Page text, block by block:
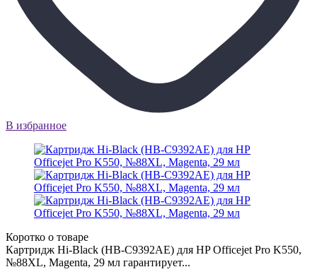
В избранное
Коротко о товаре
Картридж Hi-Black (HB-C9392AE) для HP Officejet Pro K550,
№88XL, Magenta, 29 мл гарантирует...